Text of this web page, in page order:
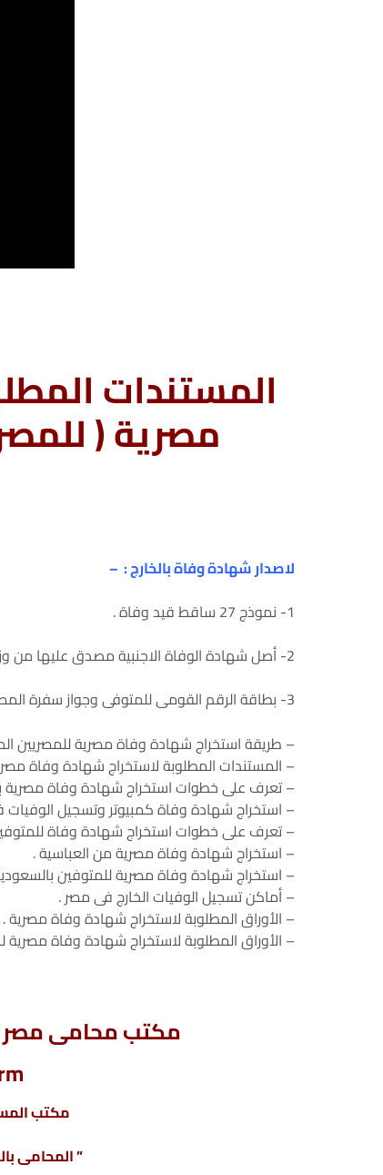
المستندات
مصرية (
لاصدار شهادة وفاة بالخارج : –
1- نموذج 27 ساقط قيد وفاة .
2- أصل شهادة الوفاة الاجنبية مصدق عليها من وزارة الخارجية المصرية .
3- بطاقة الرقم القومى للمتوفى وجواز سفرة المصرى السارى .
– طريقة استخراج شهادة وفاة مصرية للمصريين
– المستندات المطلوبة لاستخراج شهادة وفاة
– تعرف على خطوات استخراج شهادة وفاة مصرية
– استخراج شهادة وفاة كمبيوتر وتسجيل الوفيات
– تعرف على خطوات استخراج شهادة وفاة
– استخراج شهادة وفاة مصرية من العباسية .
– استخراج شهادة وفاة مصرية للمتوفين
– أماكن تسجيل الوفيات الخارج فى مصر .
– الأوراق المطلوبة لاستخراج شهادة وفاة مصرية .
– الأوراق المطلوبة لاستخراج شهادة وفاة
مكتب محامى مصر
مكتب
” المحامى